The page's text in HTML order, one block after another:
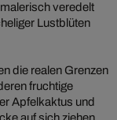
veredelt
Lustblüten
die realen Grenzen
fruchtige
Apfelkaktus und